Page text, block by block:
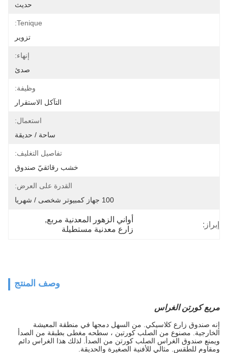
حديث
Tenique:
تزوير
إنهاء:
صدئ
وظيفة:
التآكل الاستقرار
استعمال:
ساحة / حديقة
تفاصيل التغليف:
خشب رقائقيّ صندوق
القدرة على العرض:
100 جهاز كمبيوتر شخصى / شهريا
إبراز:
أواني الزهور المعدنية مربع,
زارع معدنية مستطيلة
وصف المنتج
مربع كورتن الغراس
إنه صندوق زارع كلاسيكي. من السهل دمجها في منطقة المعيشة
الخارجية. مصنوع من الصلب كورتين ، سطحه مغطى بطبقة من الصدأ
ويمنع صندوق الغراس الصلب كورتن من الصدأ. لذلك هذا الغراس دائم
ومقاوم للطقس. مثالي للأفنية الصغيرة والحديقة.